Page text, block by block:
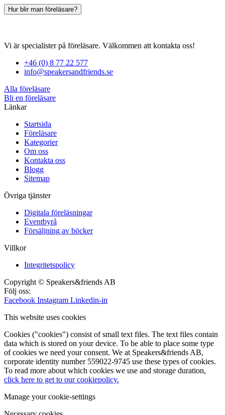
Hur blir man föreläsare?
Vi är specialister på föreläsare. Välkommen att kontakta oss!
+46 (0) 8 77 22 577
info@speakersandfriends.se
Alla föreläsare
Bli en föreläsare​
Länkar
Startsida
Föreläsare
Kategorier
Om oss
Kontakta oss
Blogg
Sitemap
Övriga tjänster
Digitala föreläsningar
Eventbyrå
Försäljning av böcker
Villkor
Integritetspolicy
Copyright © Speakers&friends AB
Följ oss:
Facebook Instagram Linkedin-in
This website uses cookies
Cookies ("cookies") consist of small text files. The text files contain
data which is stored on your device. To be able to place some type
of cookies we need your consent. We at Speakers&friends AB,
corporate identity number 559022-9745 use these types of cookies.
To read more about which cookies we use and storage duration,
click here to get to our cookiepolicy.
Manage your cookie-settings